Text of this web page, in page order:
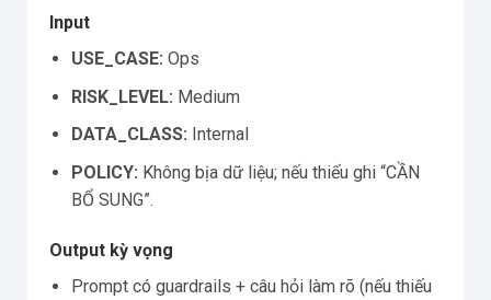
Input
USE_CASE: Ops
RISK_LEVEL: Medium
DATA_CLASS: Internal
POLICY: Không bịa dữ liệu; nếu thiếu ghi “CẦN
BỔ SUNG”.
Output kỳ vọng
Prompt có guardrails + câu hỏi làm rõ (nếu thiếu